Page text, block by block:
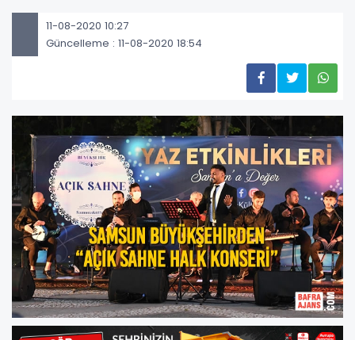
11-08-2020 10:27
Güncelleme : 11-08-2020 18:54